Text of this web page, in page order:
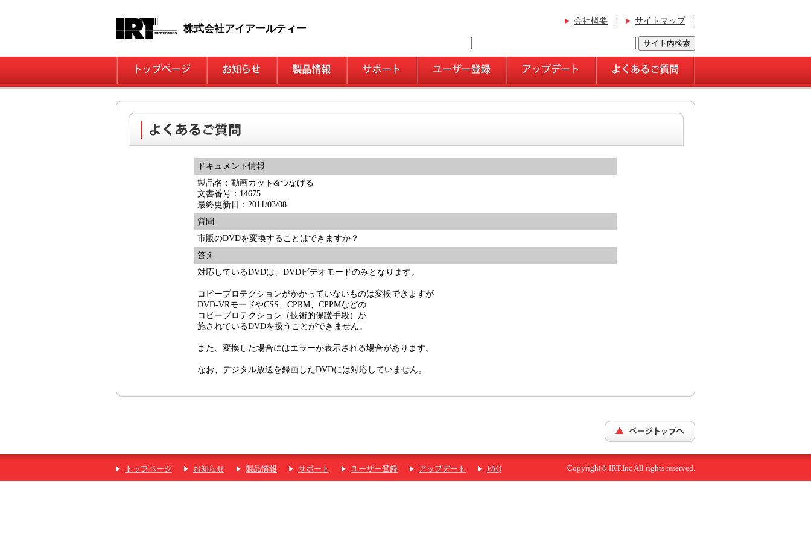
株式会社アイアールティー
会社概要 サイトマップ
ドキュメント情報
製品名：動画カット&つなげる
文書番号：14675
最終更新日：2011/03/08
質問
市販のDVDを変換することはできますか？
答え
対応しているDVDは、DVDビデオモードのみとなります。
コピープロテクションがかかっていないものは変換できますが
DVD-VRモードやCSS、CPRM、CPPMなどの
コピープロテクション（技術的保護手段）が
施されているDVDを扱うことができません。
また、変換した場合にはエラーが表示される場合があります。
なお、デジタル放送を録画したDVDには対応していません。
トップページ お知らせ 製品情報 サポート ユーザー登録 アップデート FAQ Copyright© IRT.Inc All rights reserved.